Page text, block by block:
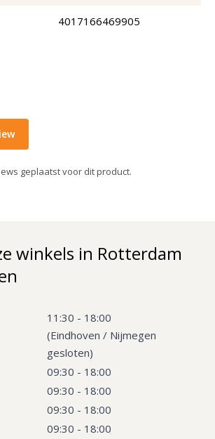
4017166469905
geplaatst voor dit product.
winkels in Rotterdam
11:30 - 18:00
(Eindhoven / Nijmegen
gesloten)
09:30 - 18:00
09:30 - 18:00
09:30 - 18:00
09:30 - 18:00